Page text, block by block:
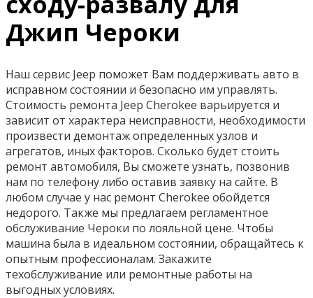
Джип Чероки
Наш сервис Jeep поможет Вам поддерживать авто в
исправном состоянии и безопасно им управлять.
Стоимость ремонта Jeep Cherokee варьируется и
зависит от характера неисправности, необходимости
произвести демонтаж определенных узлов и
агрегатов, иных факторов. Сколько будет стоить
ремонт автомобиля, Вы сможете узнать, позвонив
нам по телефону либо оставив заявку на сайте. В
любом случае у нас ремонт Cherokee обойдется
недорого. Также мы предлагаем регламентное
обслуживание Чероки по лояльной цене. Чтобы
машина была в идеальном состоянии, обращайтесь к
опытным профессионалам. Закажите
техобслуживание или ремонтные работы на
выгодных условиях.